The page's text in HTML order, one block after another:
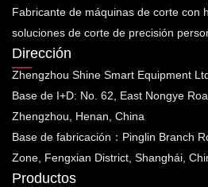
Fabricante de máquinas de corte con
soluciones de corte de precisión
Dirección
Zhengzhou Shine Smart Equipment
Base de I+D: No. 62, East Nongye
Zhengzhou, Henan, China
Base de fabricación：Pinglin Branch
Zone, Fengxian District, Shanghái,
Productos